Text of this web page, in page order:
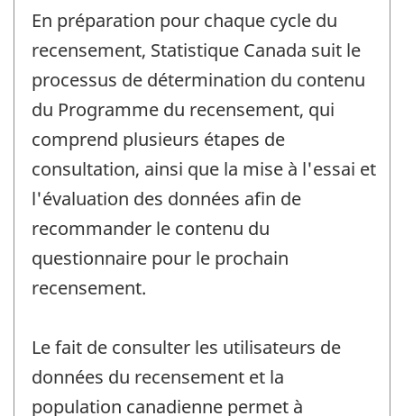
En préparation pour chaque cycle du
recensement, Statistique Canada suit le
processus de détermination du contenu
du Programme du recensement, qui
comprend plusieurs étapes de
consultation, ainsi que la mise à l'essai et
l'évaluation des données afin de
recommander le contenu du
questionnaire pour le prochain
recensement.
Le fait de consulter les utilisateurs de
données du recensement et la
population canadienne permet à